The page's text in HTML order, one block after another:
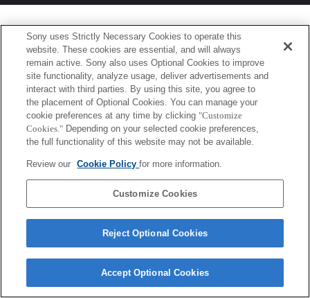
Sony uses Strictly Necessary Cookies to operate this
website. These cookies are essential, and will always
remain active. Sony also uses Optional Cookies to improve
site functionality, analyze usage, deliver advertisements and
interact with third parties. By using this site, you agree to
the placement of Optional Cookies. You can manage your
cookie preferences at any time by clicking "Customize
Cookies." Depending on your selected cookie preferences,
the full functionality of this website may not be available.
Review our Cookie Policyfor more information.
Customize Cookies
Reject Optional Cookies
Accept Optional Cookies